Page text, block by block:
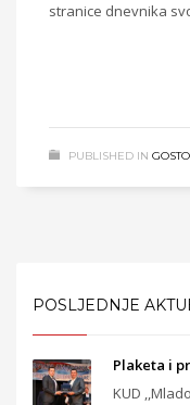
stranice dnevnika
PUBLISHED IN
POSLJEDNJE
Plaketa i
KUD